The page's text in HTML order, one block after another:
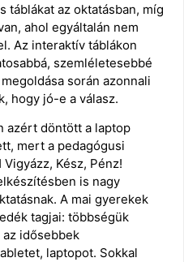
táblákat az oktatásban, míg
ahol egyáltalán nem
Az interaktív táblákon
szemléletesebbé
során azonnali
hogy jó-e a válasz.
azért döntött a laptop
mert a pedagógusi
Kész, Pénz!
is nagy
A mai gyerekek
tagjai: többségük
idősebbek
laptopot. Sokkal